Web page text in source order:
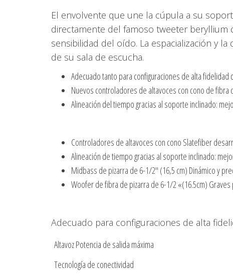
El envolvente que une la cúpula a su
directamente del famoso tweeter beryllium
sensibilidad del oído. La espacialización y
de su sala de escucha.
Adecuado tanto para configuraciones de alta fidelidad
Nuevos controladores de altavoces con cono de
Alineación del tiempo gracias al soporte inclinado:
Controladores de altavoces con cono Slatefiber
Alineación de tiempo gracias al soporte inclinado:
Midbass de pizarra de 6-1/2″ (16,5 cm) Dinámico y
Woofer de fibra de pizarra de 6-1/2 «(16.5cm)
Adecuado para configuraciones de alta
Altavoz Potencia de salida máxima
Tecnología de conectividad